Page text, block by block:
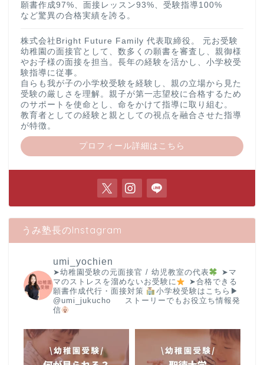
願書作成97%、面接レッスン93%、受験指導100%
など驚異の合格実績を誇る。
株式会社Bright Future Family 代表取締役。 元お受験
幼稚園の面接官として、数多くの願書を審査し、親御様
やお子様の面接を担当。長年の経験を活かし、小学校受
験指導に従事。
自らも我が子の小学校受験を経験し、親の立場から見た
受験の厳しさを理解。親子が第一志望校に合格するため
のサポートを使命とし、命をかけて指導に取り組む。
教育者としての経験と親としての視点を融合させた指導
が特徴。
プロフィール詳細はこちら
うみ塾長のInstagram
umi_yochien
➤幼稚園受験の元面接官 / 幼児教室の代表
➤マ
マのストレスを溜めないお受験に
➤合格できる
願書作成代行・面接対策
小学校受験はこちら▶︎
@umi_jukucho
ストーリーでもお役立ち情報発
信